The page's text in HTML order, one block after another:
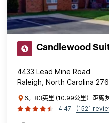
Candlewood
4433 Lead Mine Road
Raleigh, North Carolina
6。83英里 (10.99公里）距离
4.47
(1521